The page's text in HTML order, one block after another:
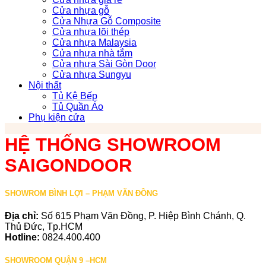
Cửa nhựa gỗ
Cửa Nhựa Gỗ Composite
Cửa nhựa lõi thép
Cửa nhựa Malaysia
Cửa nhựa nhà tắm
Cửa nhựa Sài Gòn Door
Cửa nhựa Sungyu
Nội thất
Tủ Kệ Bếp
Tủ Quần Áo
Phụ kiện cửa
HỆ THỐNG SHOWROOM
SAIGONDOOR
SHOWROM BÌNH LỢI – PHẠM VĂN ĐỒNG
Địa chỉ: Số 615 Phạm Văn Đồng, P. Hiệp Bình Chánh, Q.
Thủ Đức, Tp.HCM
Hotline: 0824.400.400
SHOWROOM QUẬN 9 –HCM